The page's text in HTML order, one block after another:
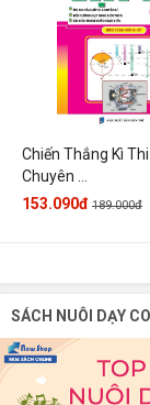
Chiến Thắng Kì
Chuyên ...
153.090đ 189.000đ
SÁCH NUÔI DẠY